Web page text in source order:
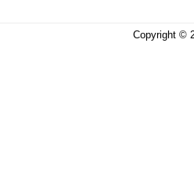
Copyright ©